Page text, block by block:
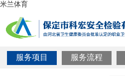
米兰体育
服务项目 服务流程